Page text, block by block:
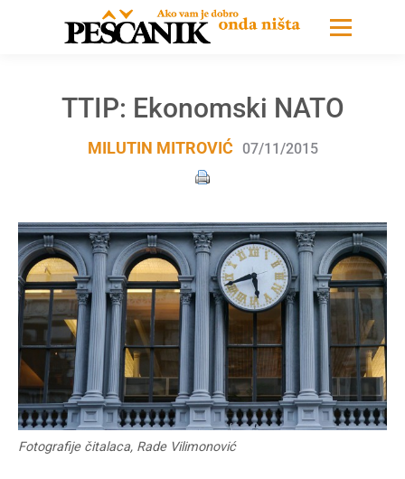
TTIP: Ekonomski NATO
MILUTIN MITROVIĆ 07/11/2015
Fotografije čitalaca, Rade Vilimonović